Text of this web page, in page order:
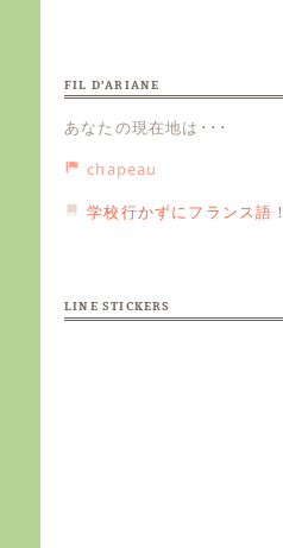
FIL D’ARIANE
あなたの現在地は･･･
chapeau
学校行かずにフランス語！
LINE STICKERS